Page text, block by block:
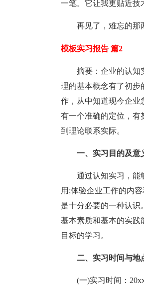
一笔。它让我更贴近技
再见了，难忘的那
模板实习报告 篇2
摘要：企业的认知
理的基本概念有了初步
作，从中知道现今企业
有一个准确的定位，有
到理论联系实际。
一、实习目的及意
通过认知实习，能
用;体验企业工作的内
是十分必要的一种认识
基本素质和基本的实践
目标的学习。
二、实习时间与地
(一)实习时间：